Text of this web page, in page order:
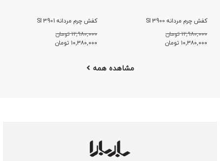
کفش چرم مردانه SI 3900
۱۲,۹۸۰,۰۰۰ تومان
۱۰,۳۸۰,۰۰۰ تومان
کفش چرم مردانه SI 3901
۱۲,۹۸۰,۰۰۰ تومان
۱۰,۳۸۰,۰۰۰ تومان
مشاهده همه